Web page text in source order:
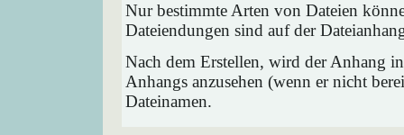
Nur bestimmte Arten von Dateien
Dateiendungen sind auf der
Nach dem Erstellen, wird der Anhang
Anhangs anzusehen (wenn er nicht
Dateinamen.